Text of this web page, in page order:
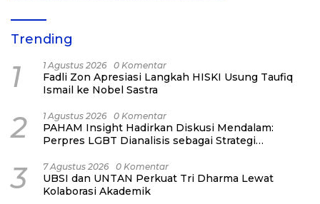
Trending
1 1 Agustus 2026 0 Komentar
Fadli Zon Apresiasi Langkah HISKI Usung Taufiq
Ismail ke Nobel Sastra
2 1 Agustus 2026 0 Komentar
PAHAM Insight Hadirkan Diskusi Mendalam:
Perpres LGBT Dianalisis sebagai Strategi
3 7 Agustus 2026 0 Komentar
UBSI dan UNTAN Perkuat Tri Dharma Lewat
Kolaborasi Akademik